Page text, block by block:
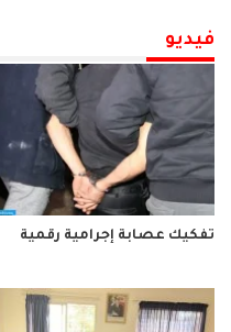
فيديو
تفكيك عصابة إجرامية رقمية